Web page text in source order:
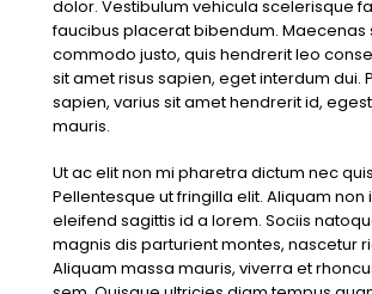
dolor. Vestibulum vehicula scelerisque
faucibus placerat bibendum. Maecenas
commodo justo, quis hendrerit leo
sit amet risus sapien, eget interdum dui.
sapien, varius sit amet hendrerit id,
mauris.
Ut ac elit non mi pharetra dictum nec
Pellentesque ut fringilla elit. Aliquam non
eleifend sagittis id a lorem. Sociis
magnis dis parturient montes, nascetur
Aliquam massa mauris, viverra et